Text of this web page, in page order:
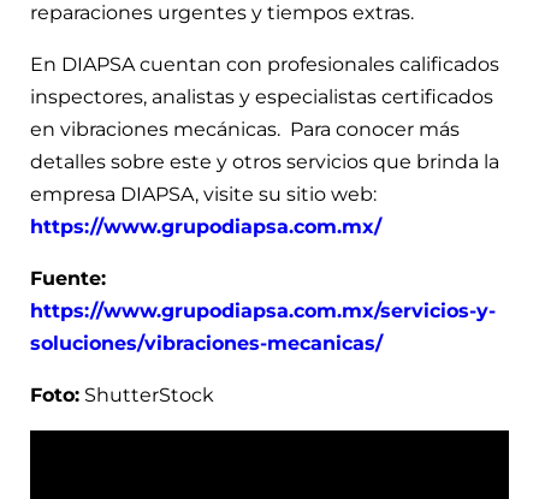
reparaciones urgentes y tiempos extras.
En DIAPSA cuentan con profesionales calificados
inspectores, analistas y especialistas certificados
en vibraciones mecánicas. Para conocer más
detalles sobre este y otros servicios que brinda la
empresa DIAPSA, visite su sitio web:
https://www.grupodiapsa.com.mx/
Fuente:
https://www.grupodiapsa.com.mx/servicios-y-
soluciones/vibraciones-mecanicas/
Foto: ShutterStock